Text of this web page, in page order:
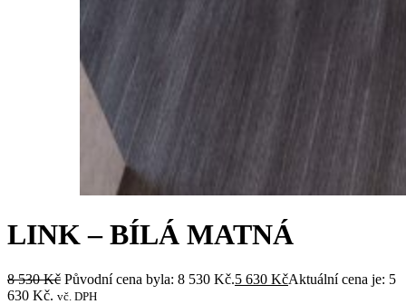
LINK – BÍLÁ MATNÁ
8 530Kč Původní cena byla: 8 530 Kč.5 630 KčAktuální cena je: 5
630 Kč. vč. DPH